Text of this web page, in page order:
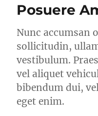
Posuere
Nunc accumsan
sollicitudin,
vestibulum.
vel aliquet
bibendum dui,
eget enim.